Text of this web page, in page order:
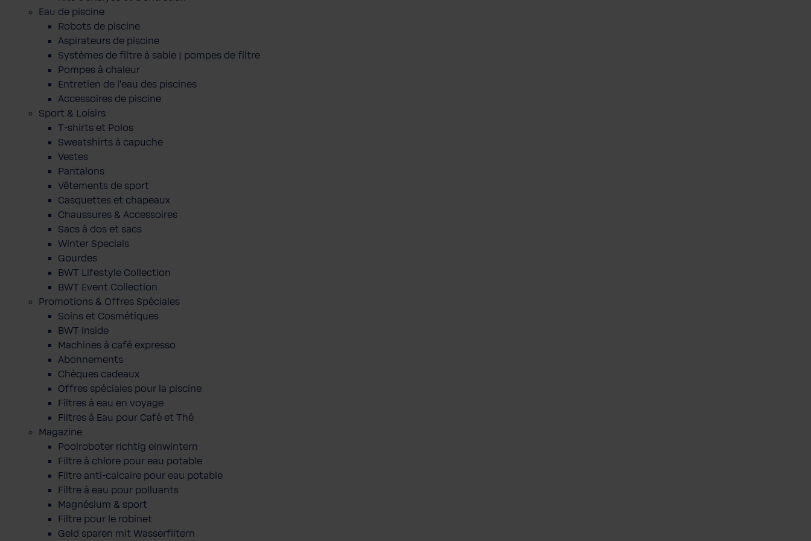
Eau de piscine
Robots de piscine
Aspirateurs de piscine
Systèmes de filtre à sable | pompes de filtre
Pompes à chaleur
Entretien de l'eau des piscines
Accessoires de piscine
Sport & Loisirs
T-shirts et Polos
Sweatshirts à capuche
Vestes
Pantalons
Vêtements de sport
Casquettes et chapeaux
Chaussures & Accessoires
Sacs à dos et sacs
Winter Specials
Gourdes
BWT Lifestyle Collection
BWT Event Collection
Promotions & Offres Spéciales
Soins et Cosmétiques
BWT Inside
Machines à café expresso
Abonnements
Chèques cadeaux
Offres spéciales pour la piscine
Filtres à eau en voyage
Filtres à Eau pour Café et Thé
Magazine
Poolroboter richtig einwintern
Filtre à chlore pour eau potable
Filtre anti-calcaire pour eau potable
Filtre à eau pour polluants
Magnésium & sport
Filtre pour le robinet
Geld sparen mit Wasserfiltern